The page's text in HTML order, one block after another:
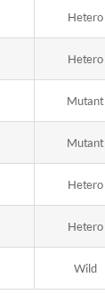
Hetero
Hetero
Mutant
Mutant
Hetero
Hetero
Wild